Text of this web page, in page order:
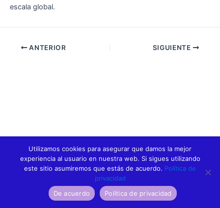
escala global.
ANTERIOR SIGUIENTE
Utilizamos cookies para asegurar que damos la mejor
experiencia al usuario en nuestra web. Si sigues utilizando
este sitio asumiremos que estás de acuerdo. Política de
privacidad
De acuerdo
Política de privacidad